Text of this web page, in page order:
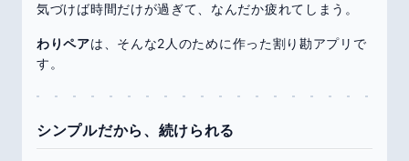
気づけば時間だけが過ぎて、なんだか疲れてしまう。
わりペアは、そんな2人のために作った割り勘アプリで
す。
シンプルだから、続けられる